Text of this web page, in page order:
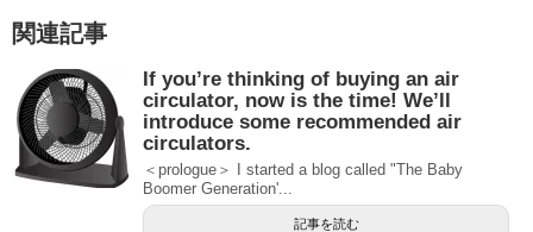
関連記事
If you’re thinking of buying an air
circulator, now is the time! We’ll
introduce some recommended air
circulators.
＜prologue＞ I started a blog called "The Baby
Boomer Generation'...
記事を読む